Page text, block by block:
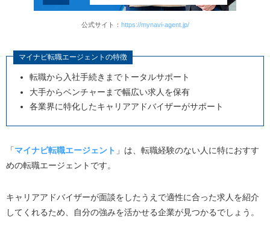
公式サイト： https://mynavi-agent.jp/
マイナビ転職エージェントの特徴
転職から入社手続きまでトータルサポート
大手からベンチャーまで幅広い求人を保有
各業界に特化したキャリアアドバイザーがサポート
「マイナビ転職エージェント 」は、転職経験のない人に特におすす
めの転職エージェントです。
キャリアアドバイザーが面談をしたうえで適性に合った求人を紹介
してくれるため、自分の強みを活かせる企業が見つかるでしょう。